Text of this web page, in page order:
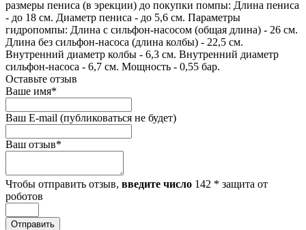
размеры пениса (в эрекции) до покупки помпы: Длина пениса
- до 18 см. Диаметр пениса - до 5,6 см. Параметры
гидропомпы: Длина с сильфон-насосом (общая длина) - 26 см.
Длина без сильфон-насоса (длина колбы) - 22,5 см.
Внутренний диаметр колбы - 6,3 см. Внутренний диаметр
сильфон-насоса - 6,7 см. Мощность - 0,55 бар.
Оставьте отзыв
Ваше имя*
Ваш E-mail (публиковаться не будет)
Ваш отзыв*
Чтобы отправить отзыв, введите число 142 * защита от
роботов
Отправить